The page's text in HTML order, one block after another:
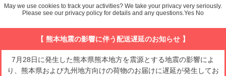
【 熊本地震の影響に伴う配送遅延のお知らせ 】
7月28日に発生した熊本県熊本地方を震源とする地震の影響によ
り、熊本県および九州地方向けの荷物のお届けに遅延が発生してお
May we use cookies to track your activities? We take your privacy very seriously.
Please see our privacy policy for details and any questions.Yes No